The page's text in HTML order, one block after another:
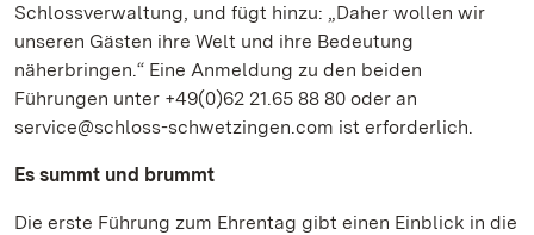
Schlossverwaltung, und fügt hinzu: „Daher wollen wir
unseren Gästen ihre Welt und ihre Bedeutung
näherbringen.“ Eine Anmeldung zu den beiden
Führungen unter +49(0)62 21.65 88 80 oder an
service@schloss-schwetzingen.com ist erforderlich.
Es summt und brummt
Die erste Führung zum Ehrentag gibt einen Einblick in die